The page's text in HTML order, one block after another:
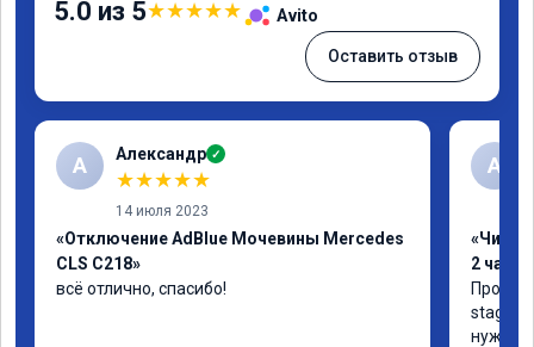
5.0 из 5★★★★★ Avito
Оставить отзыв
А Александр ✓
★★★★★
14 июля 2023
«Отключение AdBlue Мочевины Mercedes
CLS C218»
всё отлично, спасибо!
А
«Чип
2 часа»
stage
нужно: